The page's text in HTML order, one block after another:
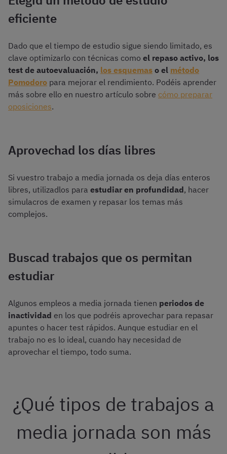
eficiente
Dado que el tiempo de estudio sigue siendo limitado, es
clave optimizarlo con técnicas como el repaso activo, los
test de autoevaluación, los esquemas o el método
Pomodoro para mejorar el rendimiento. Podéis aprender
más sobre ello en nuestro artículo sobre cómo preparar
oposiciones.
Aprovechad los días libres
Si vuestro trabajo a media jornada os deja días enteros
libres, utilizadlos para estudiar en profundidad, hacer
simulacros de examen y repasar los temas más
complejos.
Buscad trabajos que os permitan
estudiar
Algunos empleos a media jornada tienen periodos de
inactividad en los que podréis aprovechar para repasar
apuntes o hacer test rápidos. Aunque estudiar en el
trabajo no es lo ideal, cuando hay necesidad de
aprovechar el tiempo, todo suma.
¿Qué tipos de trabajos a
media jornada son más